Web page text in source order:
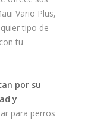
Vario Plus,
tipo de
tu
por su
y
para perros